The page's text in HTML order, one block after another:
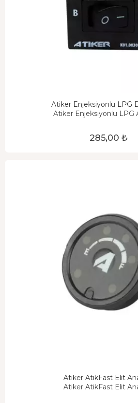
Atiker Enjeksiyonlu LPG
Atiker Enjeksiyonlu LPG
285,00 ₺
Atiker AtikFast Elit
Atiker AtikFast Elit